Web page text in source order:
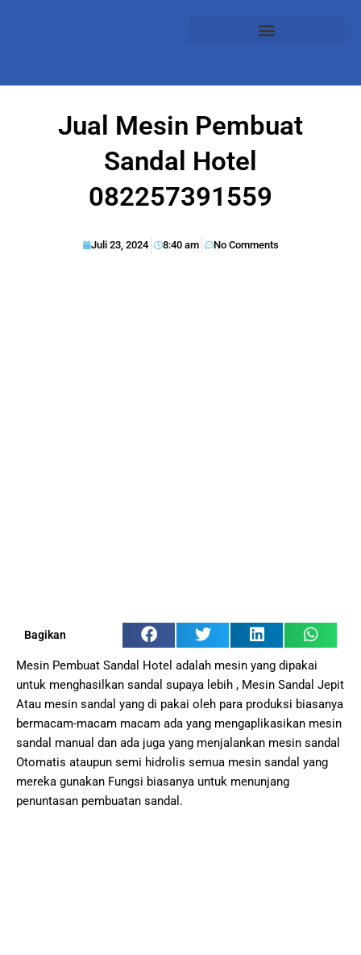
Jual Mesin Pembuat
Sandal Hotel
082257391559
Juli 23, 2024 8:40 am No Comments
Bagikan
Mesin Pembuat Sandal Hotel adalah mesin yang dipakai
untuk menghasilkan sandal supaya lebih , Mesin Sandal Jepit
Atau mesin sandal yang di pakai oleh para produksi biasanya
bermacam-macam macam ada yang mengaplikasikan mesin
sandal manual dan ada juga yang menjalankan mesin sandal
Otomatis ataupun semi hidrolis semua mesin sandal yang
mereka gunakan Fungsi biasanya untuk menunjang
penuntasan pembuatan sandal.